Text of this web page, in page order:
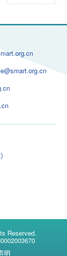
Reserved.
明